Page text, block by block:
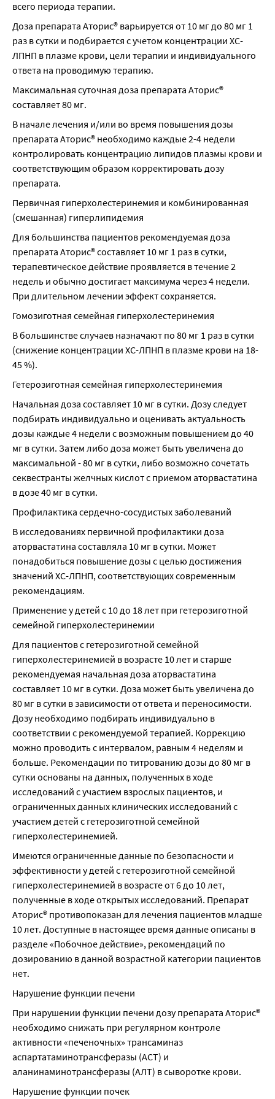
всего периода терапии.
Доза препарата Аторис® варьируется от 10 мг до 80 мг 1
раз в сутки и подбирается с учетом концентрации ХС-
ЛПНП в плазме крови, цели терапии и индивидуального
ответа на проводимую терапию.
Максимальная суточная доза препарата Аторис®
составляет 80 мг.
В начале лечения и/или во время повышения дозы
препарата Аторис® необходимо каждые 2-4 недели
контролировать концентрацию липидов плазмы крови и
соответствующим образом корректировать дозу
препарата.
Первичная гиперхолестеринемия и комбинированная
(смешанная) гиперлипидемия
Для большинства пациентов рекомендуемая доза
препарата Аторис® составляет 10 мг 1 раз в сутки,
терапевтическое действие проявляется в течение 2
недель и обычно достигает максимума через 4 недели.
При длительном лечении эффект сохраняется.
Гомозиготная семейная гиперхолестеринемия
В большинстве случаев назначают по 80 мг 1 раз в сутки
(снижение концентрации ХС-ЛПНП в плазме крови на 18-
45 %).
Гетерозиготная семейная гиперхолестеринемия
Начальная доза составляет 10 мг в сутки. Дозу следует
подбирать индивидуально и оценивать актуальность
дозы каждые 4 недели с возможным повышением до 40
мг в сутки. Затем либо доза может быть увеличена до
максимальной - 80 мг в сутки, либо возможно сочетать
секвестранты желчных кислот с приемом аторвастатина
в дозе 40 мг в сутки.
Профилактика сердечно-сосудистых заболеваний
В исследованиях первичной профилактики доза
аторвастатина составляла 10 мг в сутки. Может
понадобиться повышение дозы с целью достижения
значений ХС-ЛПНП, соответствующих современным
рекомендациям.
Применение у детей с 10 до 18 лет при гетерозиготной
семейной гиперхолестеринемии
Для пациентов с гетерозиготной семейной
гиперхолестеринемией в возрасте 10 лет и старше
рекомендуемая начальная доза аторвастатина
составляет 10 мг в сутки. Доза может быть увеличена до
80 мг в сутки в зависимости от ответа и переносимости.
Дозу необходимо подбирать индивидуально в
соответствии с рекомендуемой терапией. Коррекцию
можно проводить с интервалом, равным 4 неделям и
больше. Рекомендации по титрованию дозы до 80 мг в
сутки основаны на данных, полученных в ходе
исследований с участием взрослых пациентов, и
ограниченных данных клинических исследований с
участием детей с гетерозиготной семейной
гиперхолестеринемией.
Имеются ограниченные данные по безопасности и
эффективности у детей с гетерозиготной семейной
гиперхолестеринемией в возрасте от 6 до 10 лет,
полученные в ходе открытых исследований. Препарат
Аторис® противопоказан для лечения пациентов младше
10 лет. Доступные в настоящее время данные описаны в
разделе «Побочное действие», рекомендаций по
дозированию в данной возрастной категории пациентов
нет.
Нарушение функции печени
При нарушении функции печени дозу препарата Аторис®
необходимо снижать при регулярном контроле
активности «печеночных» трансаминаз
аспартатаминотрансферазы (ACT) и
аланинаминотрансферазы (АЛТ) в сыворотке крови.
Нарушение функции почек